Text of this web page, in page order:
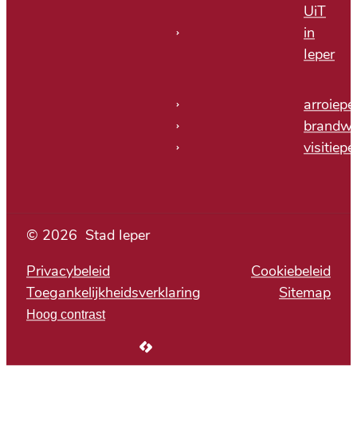
UiT
in
Ieper
© 2026 Stad Ieper
Privacybeleid
Cookiebeleid
Toegankelijkheidsverklaring
Sitemap
Hoog contrast